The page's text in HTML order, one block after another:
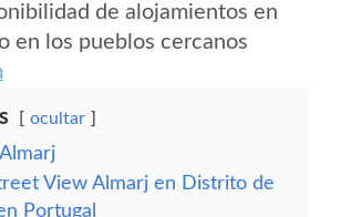
de alojamientos en
en los pueblos cercanos
ocultar
View Almarj en Distrito de
Portugal